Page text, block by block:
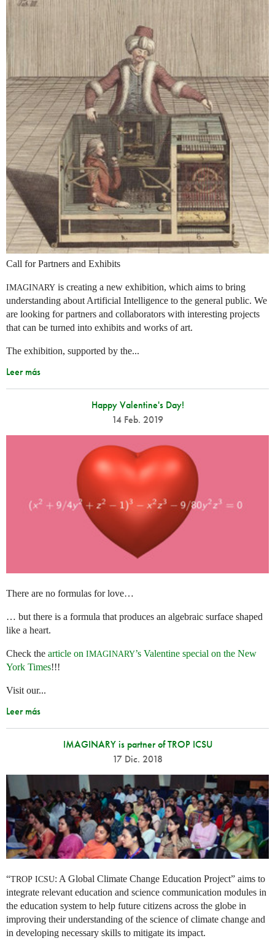
Call for Partners and Exhibits
IMAGINARY is creating a new exhibition, which aims to bring
understanding about Artificial Intelligence to the general public. We
are looking for partners and collaborators with interesting projects
that can be turned into exhibits and works of art.
The exhibition, supported by the...
Leer más
Happy Valentine's Day!
14 Feb. 2019
There are no formulas for love…
… but there is a formula that produces an algebraic surface shaped
like a heart.
Check the article on IMAGINARY’s Valentine special on the New
York Times!!!
Visit our...
Leer más
IMAGINARY is partner of TROP ICSU
17 Dic. 2018
“TROP ICSU: A Global Climate Change Education Project” aims to
integrate relevant education and science communication modules in
the education system to help future citizens across the globe in
improving their understanding of the science of climate change and
in developing necessary skills to mitigate its impact.